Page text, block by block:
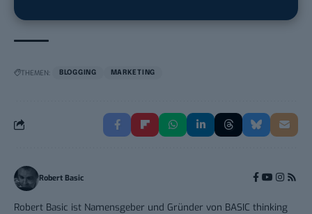
THEMEN: BLOGGING MARKETING
Robert Basic
Robert Basic ist Namensgeber und Gründer von BASIC thinking